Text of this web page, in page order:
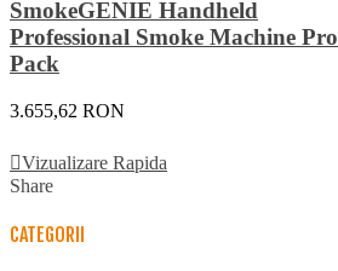
SmokeGENIE Handheld
Professional Smoke Machine Pro
Pack
3.655,62 RON
Vizualizare Rapida
Share
CATEGORII